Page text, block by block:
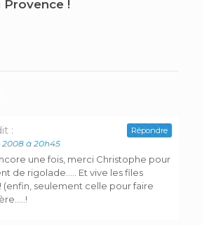
Provence !
:
2008 à 20h45
une fois, merci Christophe pour
de rigolade….. Et vive les files
(enfin, seulement celle pour faire
Répondre